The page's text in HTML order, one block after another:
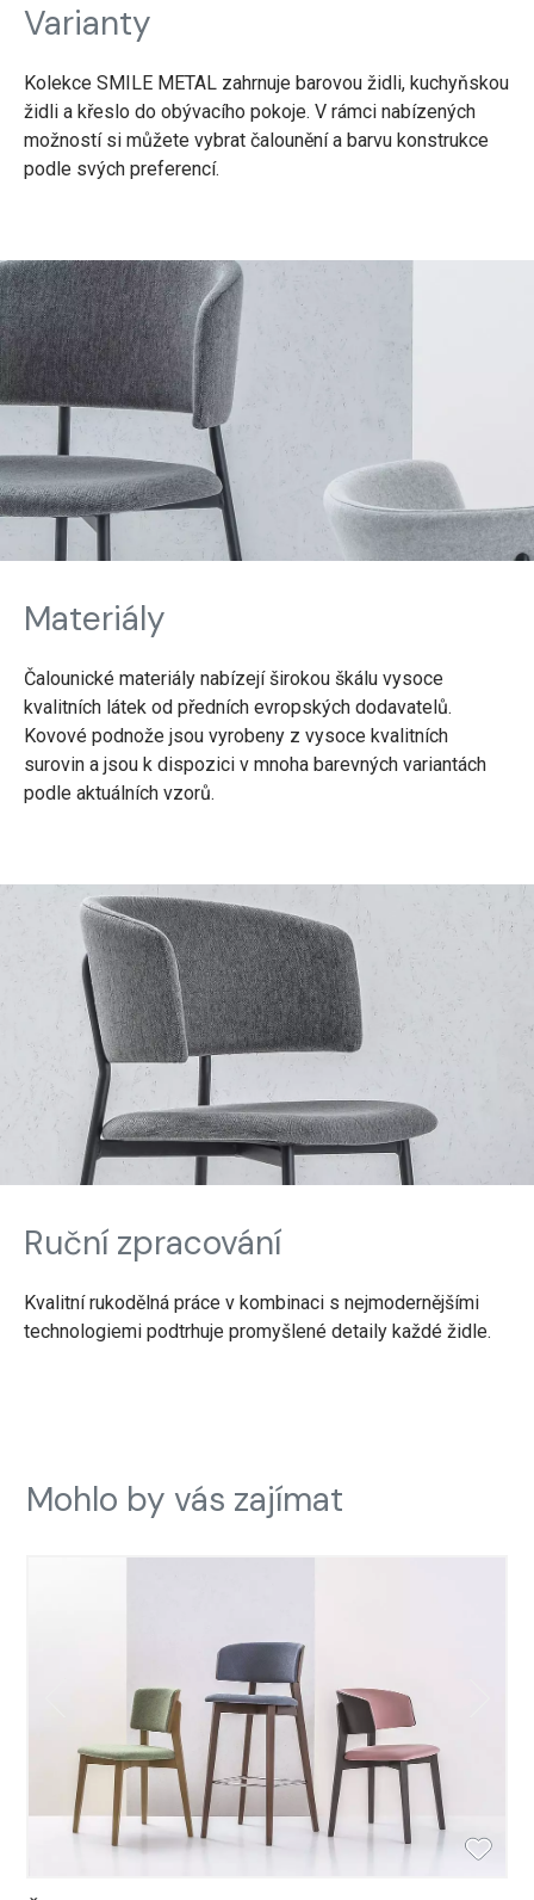
Varianty
Kolekce SMILE METAL zahrnuje barovou židli, kuchyňskou
židli a křeslo do obývacího pokoje. V rámci nabízených
možností si můžete vybrat čalounění a barvu konstrukce
podle svých preferencí.
Materiály
Čalounické materiály nabízejí širokou škálu vysoce
kvalitních látek od předních evropských dodavatelů.
Kovové podnože jsou vyrobeny z vysoce kvalitních
surovin a jsou k dispozici v mnoha barevných variantách
podle aktuálních vzorů.
Ruční zpracování
Kvalitní rukodělná práce v kombinaci s nejmodernějšími
technologiemi podtrhuje promyšlené detaily každé židle.
Mohlo by vás zajímat